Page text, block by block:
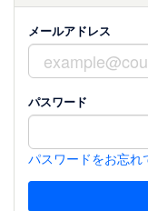
メールアドレス
パスワード
パスワードをお忘れ